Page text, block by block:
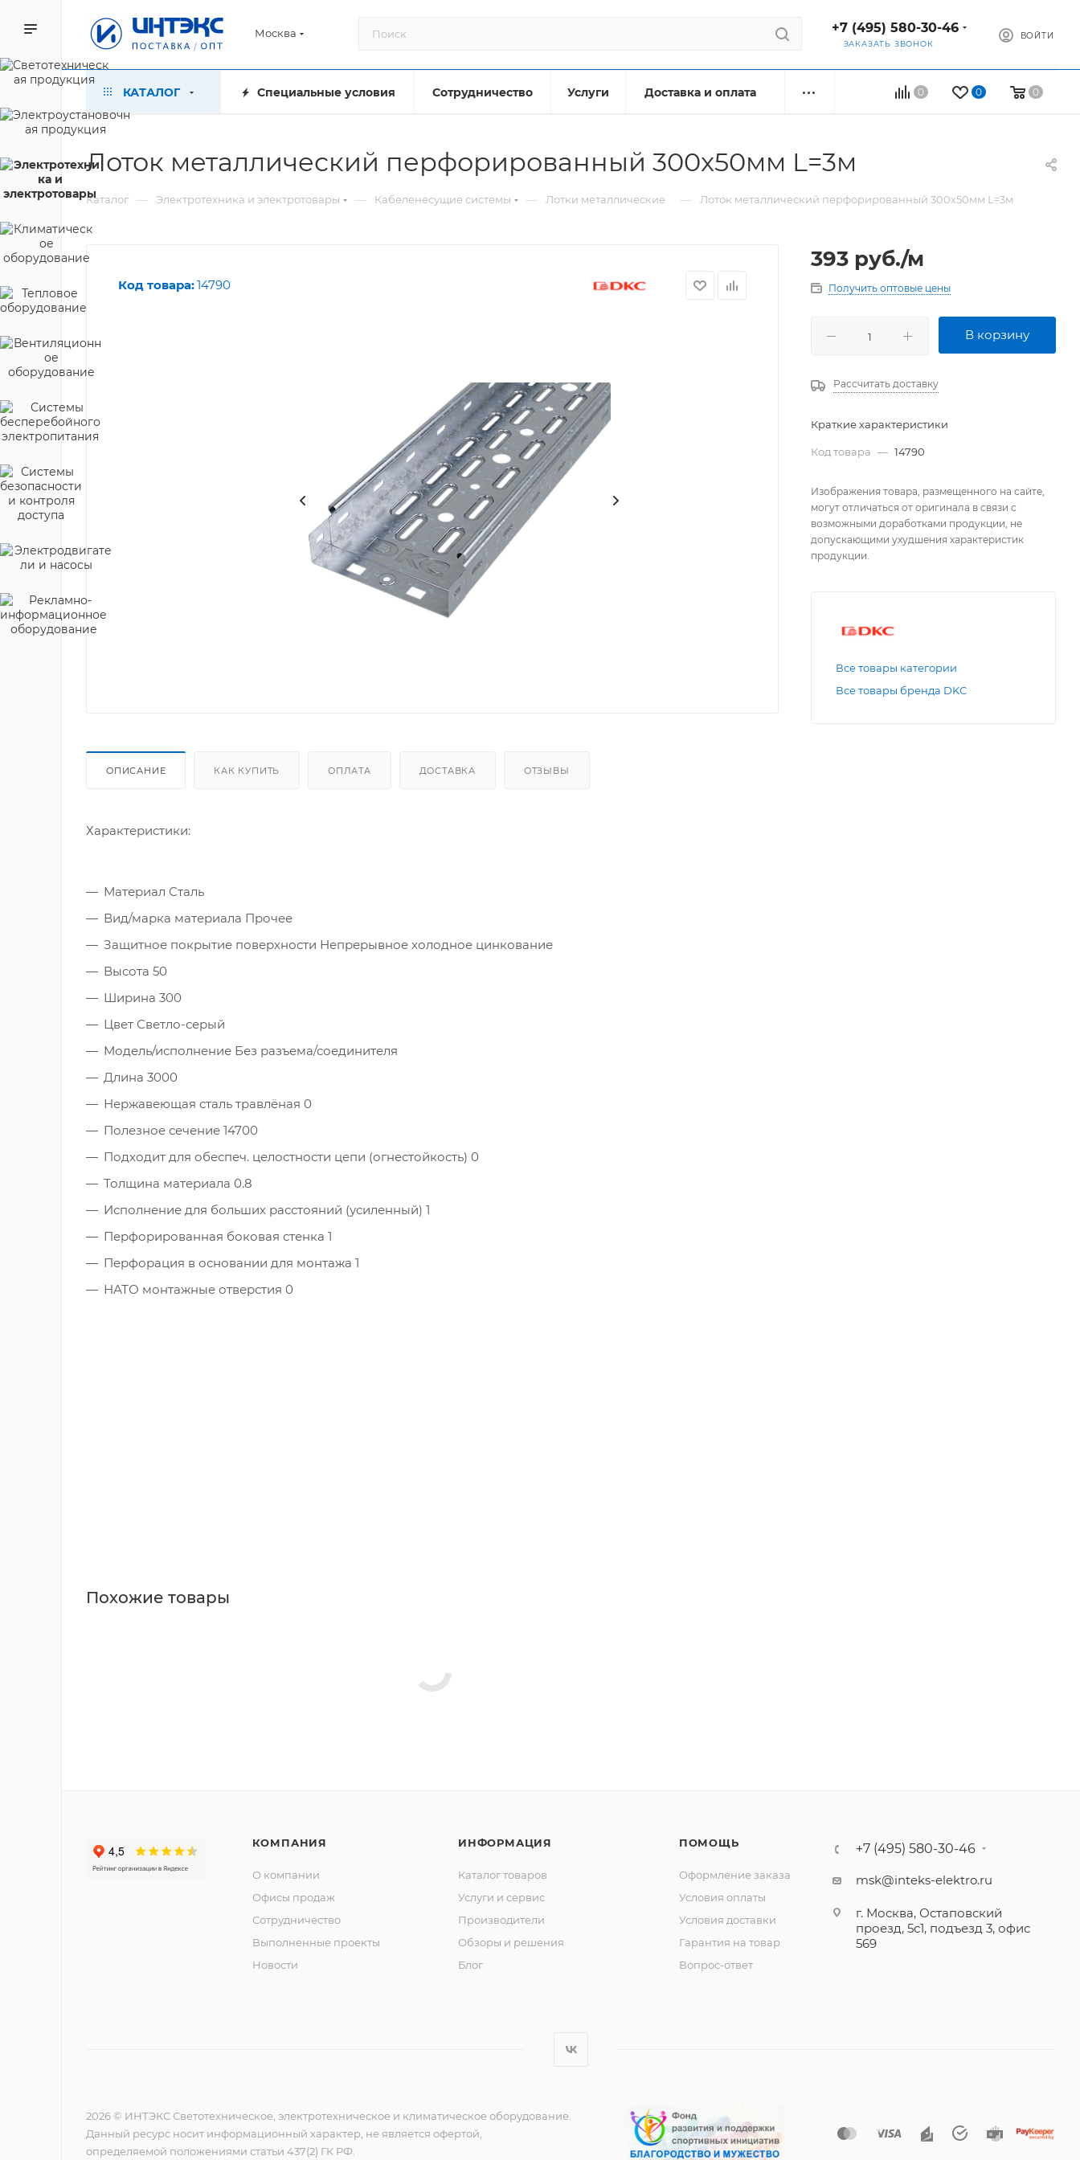
Москва +7 (495) 580-30-46
ЗАКАЗАТЬ ЗВОНОК
ВОЙТИ
0 0 0
КАТАЛОГ Специальные условия Сотрудничество Услуги Доставка и оплата
Лоток металлический перфорированный 300x50мм L=3м
Каталог — Электротехника и электротовары — Кабеленесущие системы — Лотки металлические — Лоток металлический перфорированный 300x50мм L=3м
Код товара:14790
ОПИСАНИЕ КАК КУПИТЬ ОПЛАТА ДОСТАВКА ОТЗЫВЫ
Характеристики:
Материал Сталь
Вид/марка материала Прочее
Защитное покрытие поверхности Непрерывное холодное цинкование
Высота 50
Ширина 300
Цвет Светло-серый
Модель/исполнение Без разъема/соединителя
Длина 3000
Нержавеющая сталь травлёная 0
Полезное сечение 14700
Подходит для обеспеч. целостности цепи (огнестойкость) 0
Толщина материала 0.8
Исполнение для больших расстояний (усиленный) 1
Перфорированная боковая стенка 1
Перфорация в основании для монтажа 1
НАТО монтажные отверстия 0
Похожие товары
393 руб./м
Получить оптовые цены
В корзину
Рассчитать доставку
Краткие характеристики
Код товара — 14790
Изображения товара, размещенного на сайте,
могут отличаться от оригинала в связи с
возможными доработками продукции, не
допускающими ухудшения характеристик
продукции.
Все товары категории
Все товары бренда DKC
КОМПАНИЯ
О компании
Офисы продаж
Сотрудничество
Выполненные проекты
Новости
ИНФОРМАЦИЯ
Каталог товаров
Услуги и сервис
Производители
Обзоры и решения
Блог
ПОМОЩЬ
Оформление заказа
Условия оплаты
Условия доставки
Гарантия на товар
Вопрос-ответ
+7 (495) 580-30-46
msk@inteks-elektro.ru
г. Москва, Остаповский
проезд, 5с1, подъезд 3, офис
569
2026 © ИНТЭКС Светотехническое, электротехническое и климатическое оборудование.
Данный ресурс носит информационный характер, не является офертой,
определяемой положениями статьи 437(2) ГК РФ.